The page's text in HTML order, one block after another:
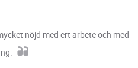
nöjd med ert arbete och med